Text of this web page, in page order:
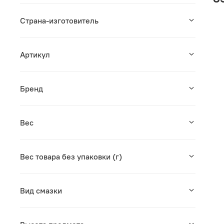
Страна-изготовитель
Артикул
Бренд
Вес
Вес товара без упаковки (г)
Вид смазки